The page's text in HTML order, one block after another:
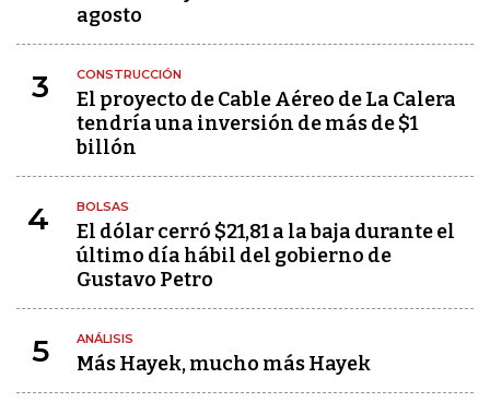
agosto
3 CONSTRUCCIÓN
El proyecto de Cable Aéreo de La Calera
tendría una inversión de más de $1
billón
4 BOLSAS
El dólar cerró $21,81 a la baja durante el
último día hábil del gobierno de
Gustavo Petro
5 ANÁLISIS
Más Hayek, mucho más Hayek